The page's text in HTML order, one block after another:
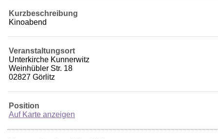
Kurzbeschreibung
Kinoabend
Veranstaltungsort
Unterkirche Kunnerwitz
Weinhübler Str. 18
02827 Görlitz
Position
Auf Karte anzeigen